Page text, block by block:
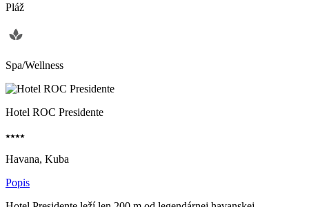
Pláž
Spa/Wellness
Hotel ROC Presidente
⭑⭑⭑⭑
Havana, Kuba
Popis